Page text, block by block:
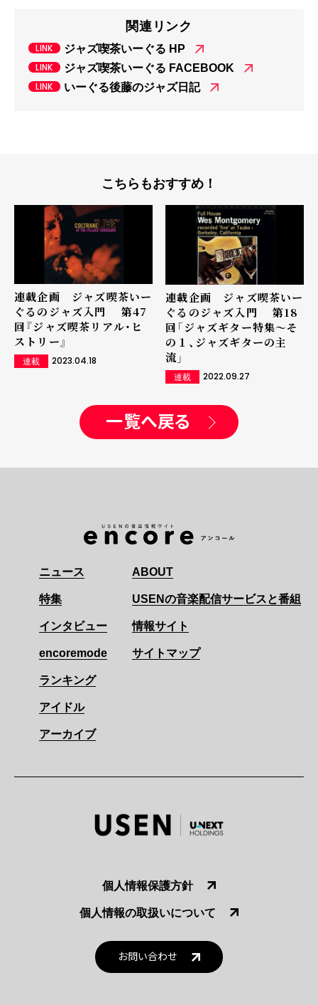
関連リンク
ジャズ喫茶いーぐる HP
ジャズ喫茶いーぐる FACEBOOK
いーぐる後藤のジャズ日記
こちらもおすすめ！
連載企画 ジャズ喫茶いー
ぐるのジャズ入門 第47
回『ジャズ喫茶リアル・ヒ
ストリー』
連載 2023.04.18
連載企画 ジャズ喫茶いー
ぐるのジャズ入門 第18
回「ジャズギター特集～そ
の１、ジャズギターの主
流」
連載 2022.09.27
一覧へ戻る
ニュース
特集
インタビュー
encoremode
ランキング
アイドル
アーカイブ
ABOUT
USENの音楽配信サービスと番組
情報サイト
サイトマップ
個人情報保護方針
個人情報の取扱いについて
お問い合わせ